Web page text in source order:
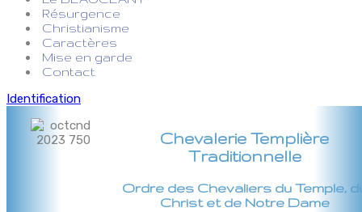
Résurgence
Christianisme
Caractères
Mise en garde
Contact
Identification
Chevalerie Templière
Traditionnelle
Ordre des Chevaliers du Temple,
Christ et de Notre Dame